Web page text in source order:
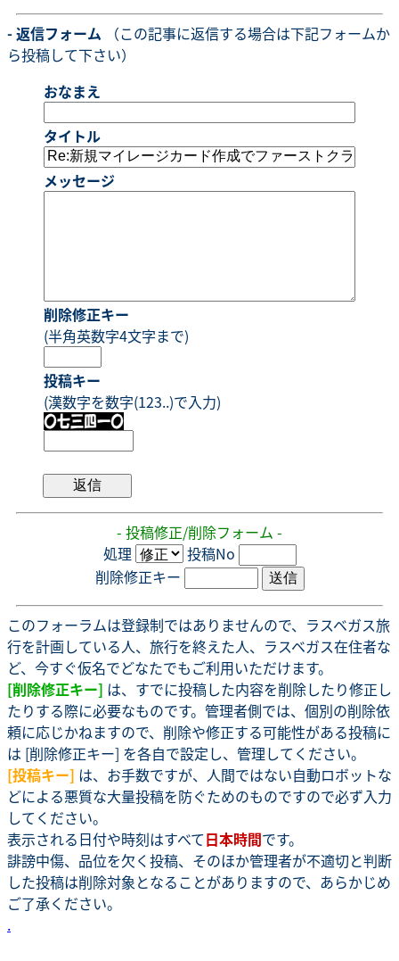
- 返信フォーム （この記事に返信する場合は下記フォームか
ら投稿して下さい）
おなまえ
タイトル
メッセージ
削除修正キー
(半角英数字4文字まで)
投稿キー
(漢数字を数字(123..)で入力)
- 投稿修正/削除フォーム -
処理
投稿No
削除修正キー
このフォーラムは登録制ではありませんので、ラスベガス旅
行を計画している人、旅行を終えた人、ラスベガス在住者な
ど、今すぐ仮名でどなたでもご利用いただけます。
[削除修正キー] は、すでに投稿した内容を削除したり修正し
たりする際に必要なものです。管理者側では、個別の削除依
頼に応じかねますので、削除や修正する可能性がある投稿に
は [削除修正キー] を各自で設定し、管理してください。
[投稿キー] は、お手数ですが、人間ではない自動ロボットな
どによる悪質な大量投稿を防ぐためのものですので必ず入力
してください。
表示される日付や時刻はすべて日本時間です。
誹謗中傷、品位を欠く投稿、そのほか管理者が不適切と判断
した投稿は削除対象となることがありますので、あらかじめ
ご了承ください。
.